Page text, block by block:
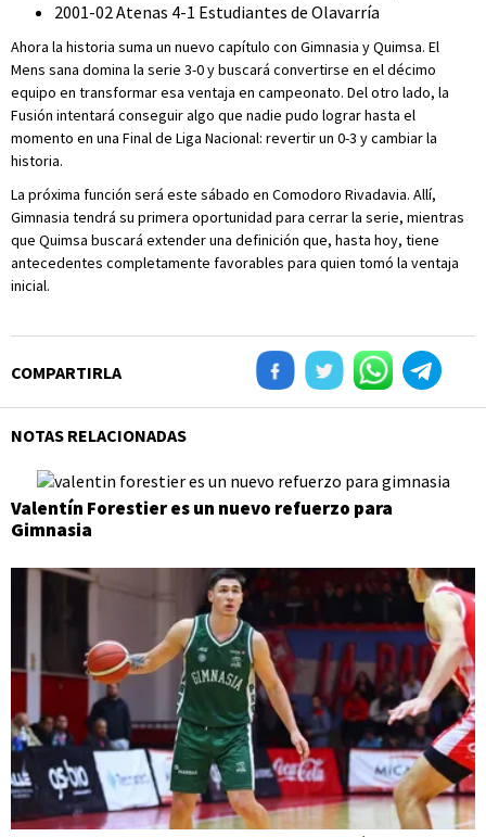
2001-02 Atenas 4-1 Estudiantes de Olavarría
Ahora la historia suma un nuevo capítulo con Gimnasia y Quimsa. El
Mens sana domina la serie 3-0 y buscará convertirse en el décimo
equipo en transformar esa ventaja en campeonato. Del otro lado, la
Fusión intentará conseguir algo que nadie pudo lograr hasta el
momento en una Final de Liga Nacional: revertir un 0-3 y cambiar la
historia.
La próxima función será este sábado en Comodoro Rivadavia. Allí,
Gimnasia tendrá su primera oportunidad para cerrar la serie, mientras
que Quimsa buscará extender una definición que, hasta hoy, tiene
antecedentes completamente favorables para quien tomó la ventaja
inicial.
COMPARTIRLA
NOTAS RELACIONADAS
Valentín Forestier es un nuevo refuerzo para
Gimnasia